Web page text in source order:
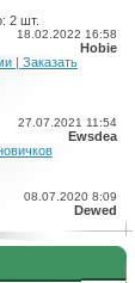
2 шт.
18.02.2022 16:58
Hobie
| Заказать
27.07.2021 11:54
Ewsdea
08.07.2020 8:09
Dewed